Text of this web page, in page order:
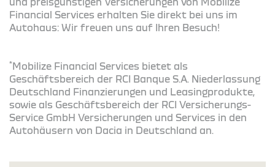
Financial Services erhalten Sie direkt bei uns im
Autohaus: Wir freuen uns auf Ihren Besuch!
*Mobilize Financial Services bietet als
Geschäftsbereich der RCI Banque S.A. Niederlassung
Deutschland Finanzierungen und Leasingprodukte,
sowie als Geschäftsbereich der RCI Versicherungs-
Service GmbH Versicherungen und Services in den
Autohäusern von Dacia in Deutschland an.